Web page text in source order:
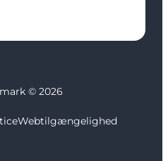
© 2026
Webtilgængelighed